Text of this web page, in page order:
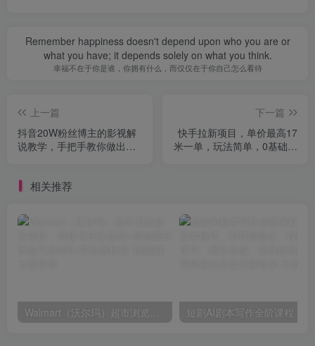
Remember happiness doesn't depend upon who you are or
what you have; it depends solely on what you think.
幸福不在于你是谁，你拥有什么，而仅仅在于你自己怎么看待
上一篇
抖音20W粉丝博主的影视解
说教学，手把手教你做出抖
下一篇
快手拉新项目，单价最高17
米一单，玩法简单，0基础也
相关推荐